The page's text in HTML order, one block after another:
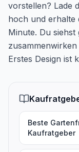
vorstellen? Lade
hoch und erhalte
Minute. Du siehst
Erstes Design ist
Beste
Kaufratgeber